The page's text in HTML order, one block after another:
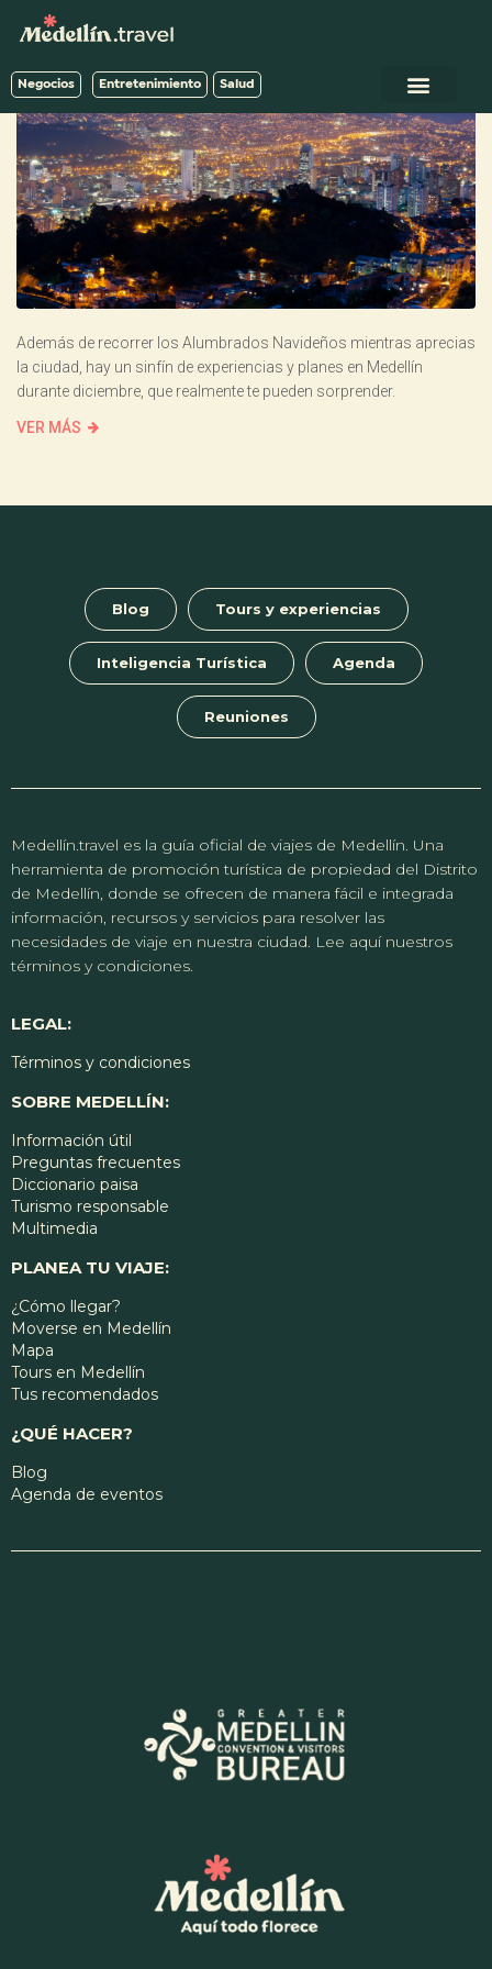
Negocios Entretenimiento Salud
Además de recorrer los Alumbrados Navideños mientras aprecias
la ciudad, hay un sinfín de experiencias y planes en Medellín
durante diciembre, que realmente te pueden sorprender.
VER MÁS
Blog Tours y experiencias
Inteligencia Turística Agenda
Reuniones
Medellín.travel es la guía oficial de viajes de Medellín. Una
herramienta de promoción turística de propiedad del Distrito
de Medellín, donde se ofrecen de manera fácil e integrada
información, recursos y servicios para resolver las
necesidades de viaje en nuestra ciudad. Lee aquí nuestros
términos y condiciones.
LEGAL:
Términos y condiciones
SOBRE MEDELLÍN:
Información útil
Preguntas frecuentes
Diccionario paisa
Turismo responsable
Multimedia
PLANEA TU VIAJE:
¿Cómo llegar?
Moverse en Medellín
Mapa
Tours en Medellín
Tus recomendados
¿QUÉ HACER?
Blog
Agenda de eventos